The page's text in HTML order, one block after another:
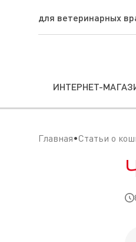
для ветеринарных
ИНТЕРНЕТ-
Главная Статьи о